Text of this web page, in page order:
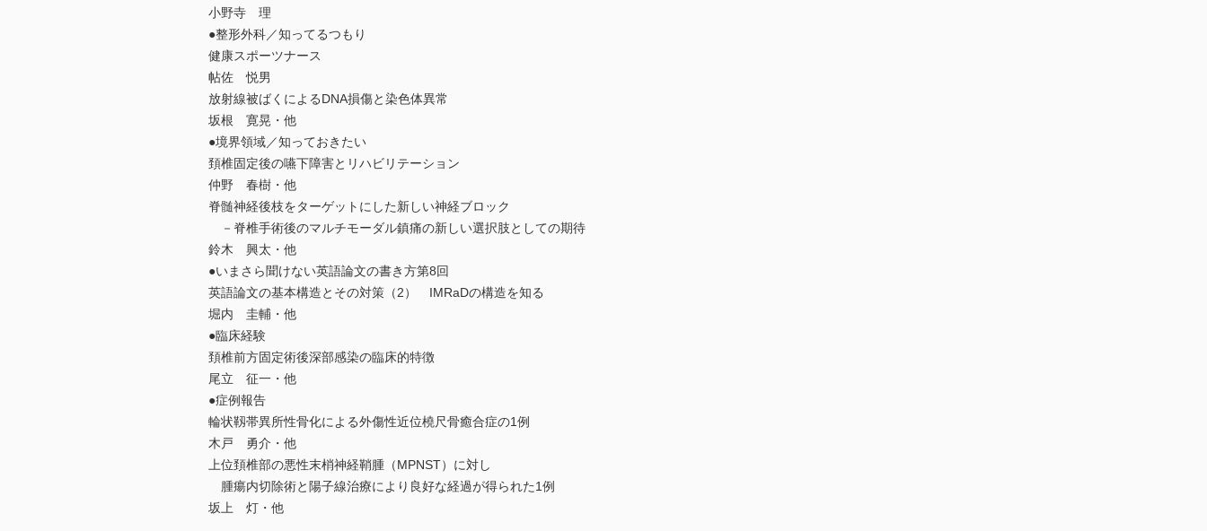
小野寺 理
●整形外科／知ってるつもり
健康スポーツナース
帖佐 悦男
放射線被ばくによるDNA損傷と染色体異常
坂根 寛晃・他
●境界領域／知っておきたい
頚椎固定後の嚥下障害とリハビリテーション
仲野 春樹・他
脊髄神経後枝をターゲットにした新しい神経ブロック
－脊椎手術後のマルチモーダル鎮痛の新しい選択肢としての期待
鈴木 興太・他
●いまさら聞けない英語論文の書き方第8回
英語論文の基本構造とその対策（2） IMRaDの構造を知る
堀内 圭輔・他
●臨床経験
頚椎前方固定術後深部感染の臨床的特徴
尾立 征一・他
●症例報告
輪状靱帯異所性骨化による外傷性近位橈尺骨癒合症の1例
木戸 勇介・他
上位頚椎部の悪性末梢神経鞘腫（MPNST）に対し
腫瘍内切除術と陽子線治療により良好な経過が得られた1例
坂上 灯・他